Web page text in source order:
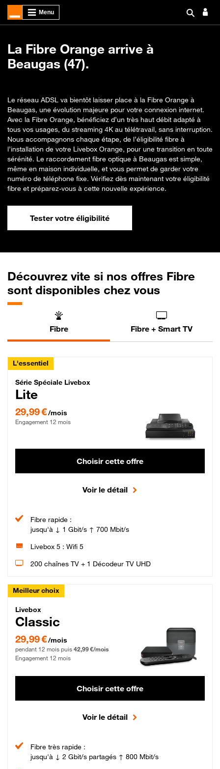
La Fibre Orange arrive à
Beaugas (47).
Le réseau ADSL va bientôt laisser place à la Fibre Orange à
Beaugas, une évolution majeure pour votre connexion internet.
Avec la Fibre Orange, bénéficiez d’un très haut débit adapté à
tous vos usages, du streaming 4K au télétravail, sans interruption.
Nous accompagnons chaque étape, de l’éligibilité fibre à
l’installation de votre Livebox Orange, pour une transition en toute
sérénité. Le raccordement fibre optique à Beaugas est simple,
même en maison individuelle, et vous permet de garder votre
numéro de téléphone fixe. Vérifiez dès maintenant votre éligibilité
fibre et préparez-vous à cette nouvelle expérience.
Tester votre éligibilité
Découvrez vite si nos offres Fibre
sont disponibles chez vous
Fibre Fibre + Smart TV
L'essentiel
Série Spéciale Livebox Lite Fibre
Série Spéciale Livebox
Lite
29,99 €/mois
Engagement 12 mois
Choisir cette offre
Voir le détail
Fibre rapide :
jusqu'à ↓ 1 Gbit/s ↑ 700 Mbit/s
Livebox 5 : Wifi 5
200 chaînes TV + 1 Décodeur TV UHD
Meilleur choix
Livebox Classic Fibre
Livebox
Classic
29,99 € par mois pendant 12 mois puis 42,99 € par mois, Engagement 12 mois
29,99 €/mois
pendant 12 mois puis 42,99 €/mois
Engagement 12 mois
Choisir cette offre
Voir le détail
Fibre très rapide :
jusqu'à ↓ 2 Gbit/s partagés ↑ 800 Mbit/s